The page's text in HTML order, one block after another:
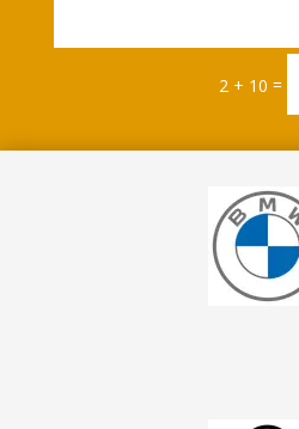
2 + 10 =